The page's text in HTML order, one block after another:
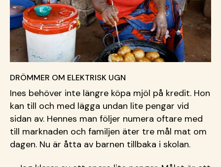
DRÖMMER OM ELEKTRISK UGN
Ines behöver inte längre köpa mjöl på kredit. Hon
kan till och med lägga undan lite pengar vid
sidan av. Hennes man följer numera oftare med
till marknaden och familjen äter tre mål mat om
dagen. Nu är åtta av barnen tillbaka i skolan.